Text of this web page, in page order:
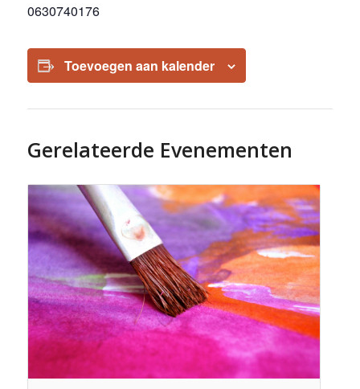
0630740176
Toevoegen aan kalender
Gerelateerde Evenementen